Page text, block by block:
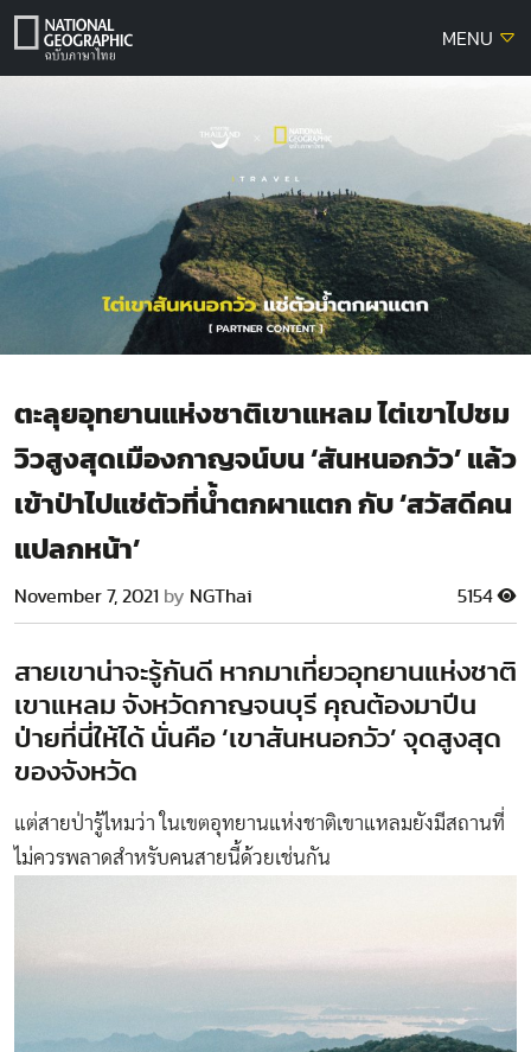
Skip
MENU
ตะลุยอุทยานแห่งชาติเขาแหลม ไต่เขาไปชม
วิวสูงสุดเมืองกาญจน์บน ‘สันหนอกวัว’ แล้ว
เข้าป่าไปแช่ตัวที่น้ำตกผาแตก กับ ‘สวัสดีคน
แปลกหน้า’
November 7, 2021 by NGThai 5154
สายเขาน่าจะรู้กันดี หากมาเที่ยวอุทยานแห่งชาติ
เขาแหลม จังหวัดกาญจนบุรี คุณต้องมาปีน
ป่ายที่นี่ให้ได้ นั่นคือ ‘เขาสันหนอกวัว’ จุดสูงสุด
ของจังหวัด
แต่สายป่ารู้ไหมว่า ในเขตอุทยานแห่งชาติเขาแหลมยังมีสถานที่
ไม่ควรพลาดสำหรับคนสายนี้ด้วยเช่นกัน